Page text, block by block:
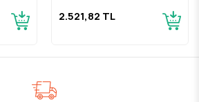
2.521,82 TL